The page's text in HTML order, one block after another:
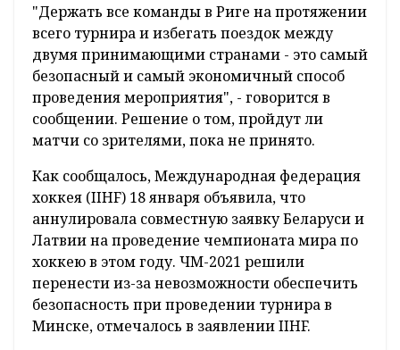
"Держать все команды в Риге на протяжении
всего турнира и избегать поездок между
двумя принимающими странами - это самый
безопасный и самый экономичный способ
проведения мероприятия", - говорится в
сообщении. Решение о том, пройдут ли
матчи со зрителями, пока не принято.
Как сообщалось, Международная федерация
хоккея (IIHF) 18 января объявила, что
аннулировала совместную заявку Беларуси и
Латвии на проведение чемпионата мира по
хоккею в этом году. ЧМ-2021 решили
перенести из-за невозможности обеспечить
безопасность при проведении турнира в
Минске, отмечалось в заявлении IIHF.